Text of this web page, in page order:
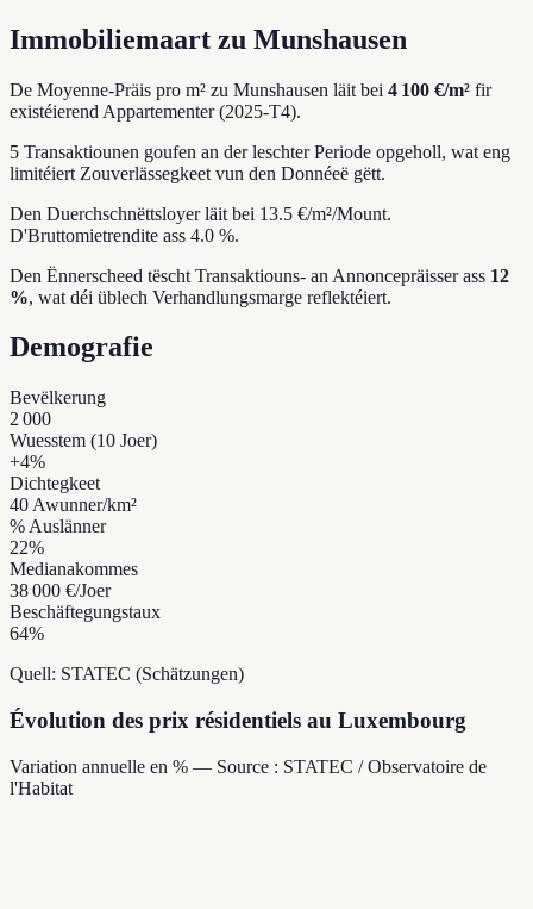
Immobiliemaart zu Munshausen
De Moyenne-Präis pro m² zu Munshausen läit bei 4 100 €/m² fir
existéierend Appartementer (2025-T4).
5 Transaktiounen goufen an der leschter Periode opgeholl, wat eng
limitéiert Zouverlässegkeet vun den Donnéeë gëtt.
Den Duerchschnëttsloyer läit bei 13.5 €/m²/Mount.
D'Bruttomietrendite ass 4.0 %.
Den Ënnerscheed tëscht Transaktiouns- an Annoncepräisser ass 12
%, wat déi üblech Verhandlungsmarge reflektéiert.
Demografie
Bevëlkerung
2 000
Wuesstem (10 Joer)
+4%
Dichtegkeet
40 Awunner/km²
% Auslänner
22%
Medianakommes
38 000 €/Joer
Beschäftegungstaux
64%
Quell: STATEC (Schätzungen)
Évolution des prix résidentiels au Luxembourg
Variation annuelle en % — Source : STATEC / Observatoire de
l'Habitat